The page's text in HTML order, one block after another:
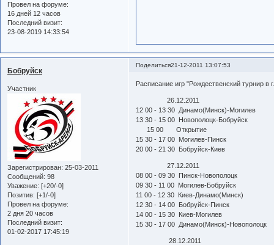
Провел на форуме:
16 дней 12 часов
Последний визит:
23-08-2019 14:33:54
Поделиться21-12-2011 13:07:53
Бобруйск
Участник
Зарегистрирован: 25-03-2011
Сообщений: 98
Уважение: [+20/-0]
Позитив: [+1/-0]
Провел на форуме:
2 дня 20 часов
Последний визит:
01-02-2017 17:45:19
Расписание игр "Рождественский турнир в
26.12.2011
12 00 - 13 30 Динамо(Минск)-Могилев
13 30 - 15 00 Новополоцк-Бобруйск
15 00 Открытие
15 30 - 17 00 Могилев-Пинск
20 00 - 21 30 Бобруйск-Киев
27.12.2011
08 00 - 09 30 Пинск-Новополоцк
09 30 - 11 00 Могилев-Бобруйск
11 00 - 12 30 Киев-Динамо(Минск)
12 30 - 14 00 Бобруйск-Пинск
14 00 - 15 30 Киев-Могилев
15 30 - 17 00 Динамо(Минск)-Новополоцк
28.12.2011